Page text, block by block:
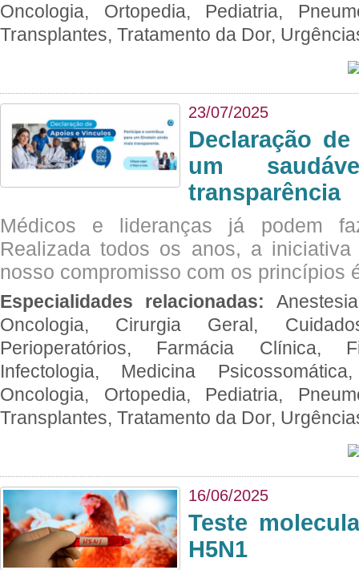
Oncologia, Ortopedia, Pediatria,
Transplantes, Tratamento da Dor,
23/07/2025
Declaração
um
transparência
Médicos e lideranças já podem
Realizada todos os anos, a
nosso compromisso com os princípios
Especialidades relacionadas:
Oncologia, Cirurgia Geral,
Perioperatórios, Farmácia Clínica,
Infectologia, Medicina
Oncologia, Ortopedia, Pediatria,
Transplantes, Tratamento da Dor,
16/06/2025
Teste
H5N1